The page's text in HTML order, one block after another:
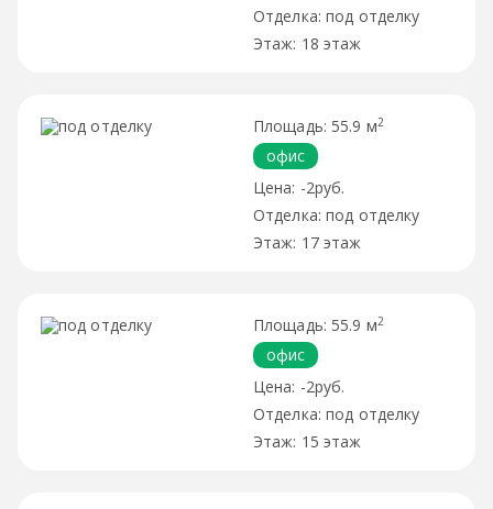
под отделку
18 этаж
55.9 м2
офис
-2руб.
под отделку
17 этаж
55.9 м2
офис
-2руб.
под отделку
15 этаж